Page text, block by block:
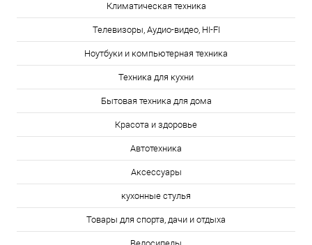
Климатическая техника
Телевизоры, Аудио-видео, HI-FI
Ноутбуки и компьютерная техника
Техника для кухни
Бытовая техника для дома
Красота и здоровье
Автотехника
Аксессуары
кухонные стулья
Товары для спорта, дачи и отдыха